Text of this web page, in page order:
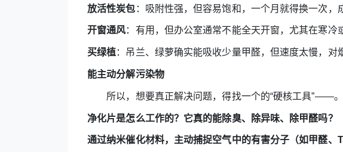
放活性炭包 ：吸附性强，但容易饱和，一个月就得换一次，
开窗通风：有用，但办公室通常不能全天开窗，尤其在寒冷
买绿植：吊兰、绿萝确实能吸收少量甲醛，但速度太慢，对
能主动分解污染物
所以，想要真正解决问题，得找一个的“硬核工具”——。
净化片是怎么工作的？它真的能除臭、除异味、除甲醛吗？
通过纳米催化材料，主动捕捉空气中的有害分子（如甲醛